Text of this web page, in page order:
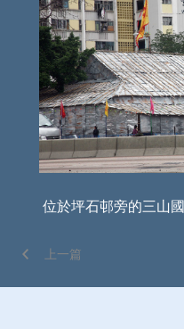
位於坪石邨旁的三山
上一篇